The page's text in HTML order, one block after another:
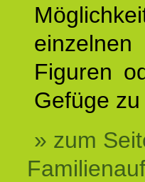
Figuren
Gefüge
» zum